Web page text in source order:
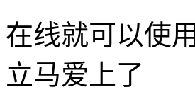
在线就可以使
立马爱上了